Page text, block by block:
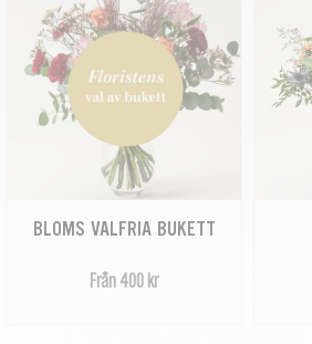
BLOMS VALFRIA BUKETT
Från 400 kr